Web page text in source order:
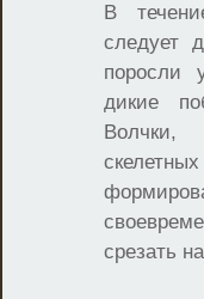
В
следует
поросли
дикие
Волчки,
срезать